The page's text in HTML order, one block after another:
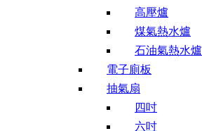
高壓爐
煤氣熱水爐
石油氣熱水爐
電子廁板
抽氣扇
四吋
六吋